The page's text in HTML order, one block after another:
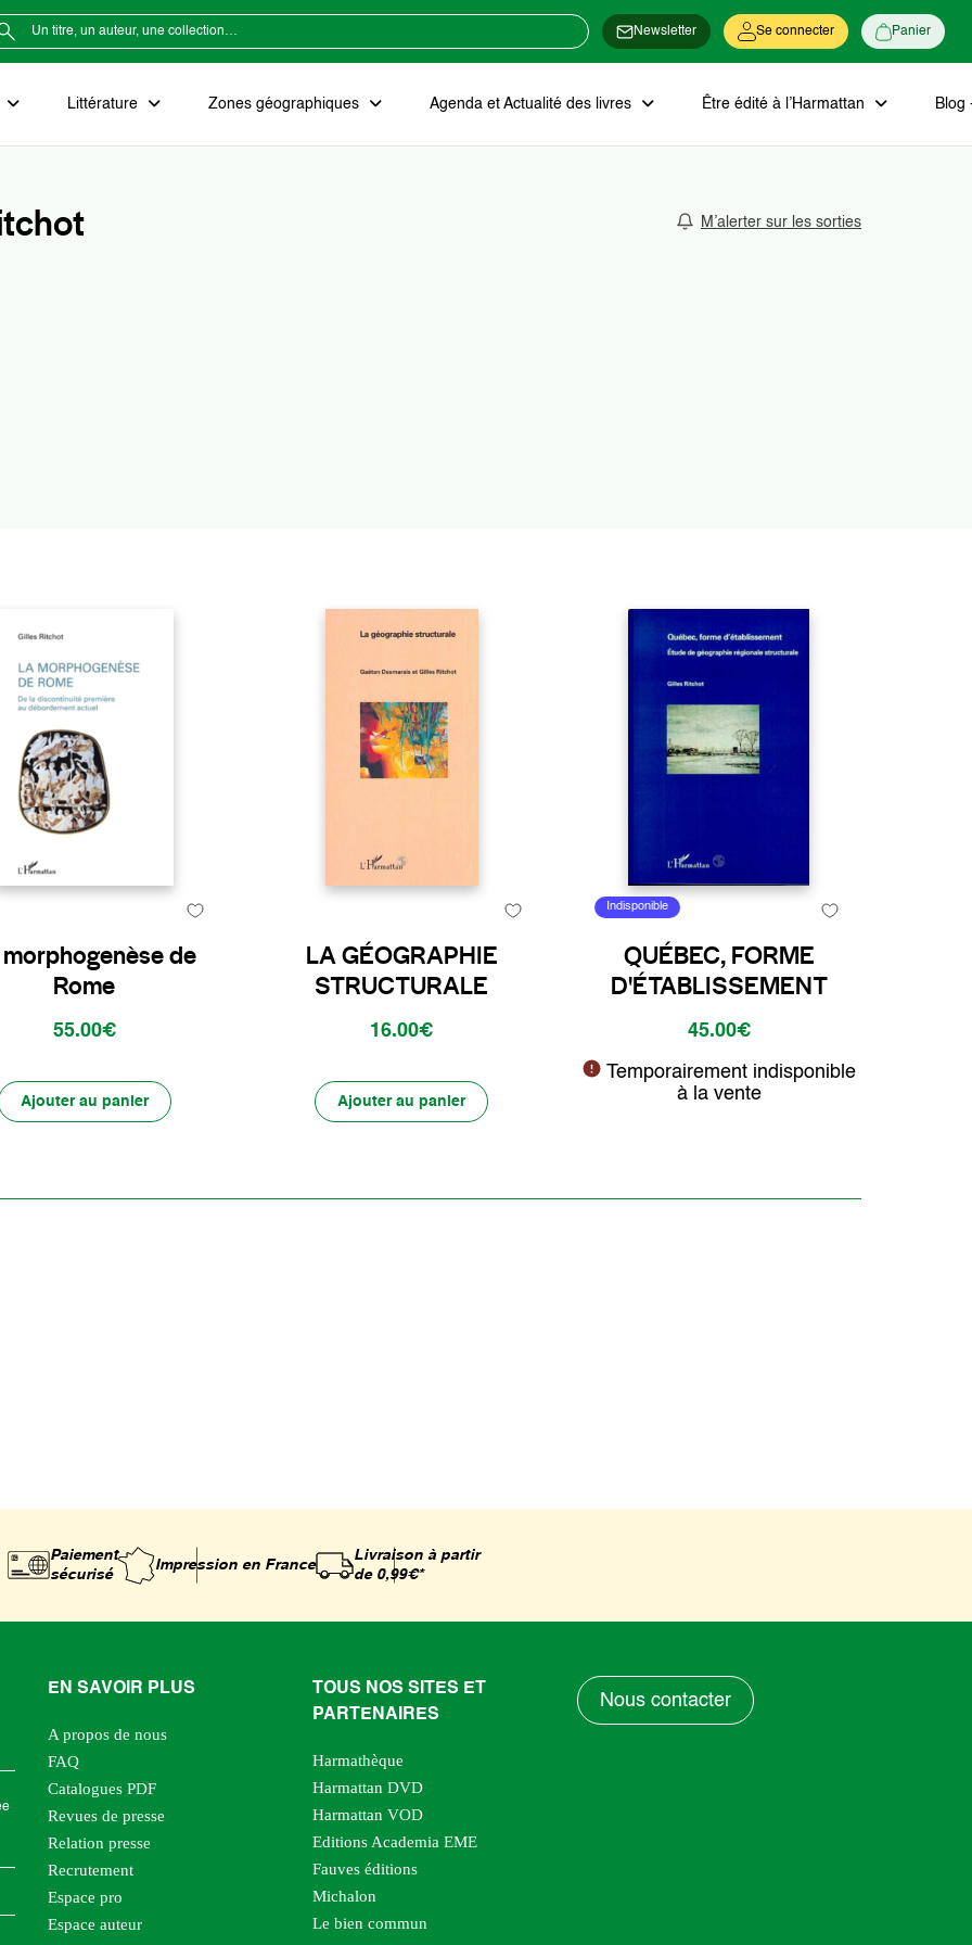
Newsletter Se connecter Panier
Littérature Zones géographiques Agenda et Actualité des livres Être édité à l’Harmattan Blog
M’alerter sur les sorties
de
Rome
55.00€
Ajouter au panier
LA GÉOGRAPHIE
STRUCTURALE
16.00€
Ajouter au panier
Indisponible
QUÉBEC, FORME
D'ÉTABLISSEMENT
45.00€
Temporairement indisponible
à la vente
Paiement
sécurisé
Impression en France
Livraison à partir
de 0,99€*
EN SAVOIR PLUS
A propos de nous
FAQ
Catalogues PDF
Revues de presse
Relation presse
Recrutement
Espace pro
Espace auteur
TOUS NOS SITES ET
PARTENAIRES
Harmathèque
Harmattan DVD
Harmattan VOD
Editions Academia EME
Fauves éditions
Michalon
Le bien commun
Nous contacter